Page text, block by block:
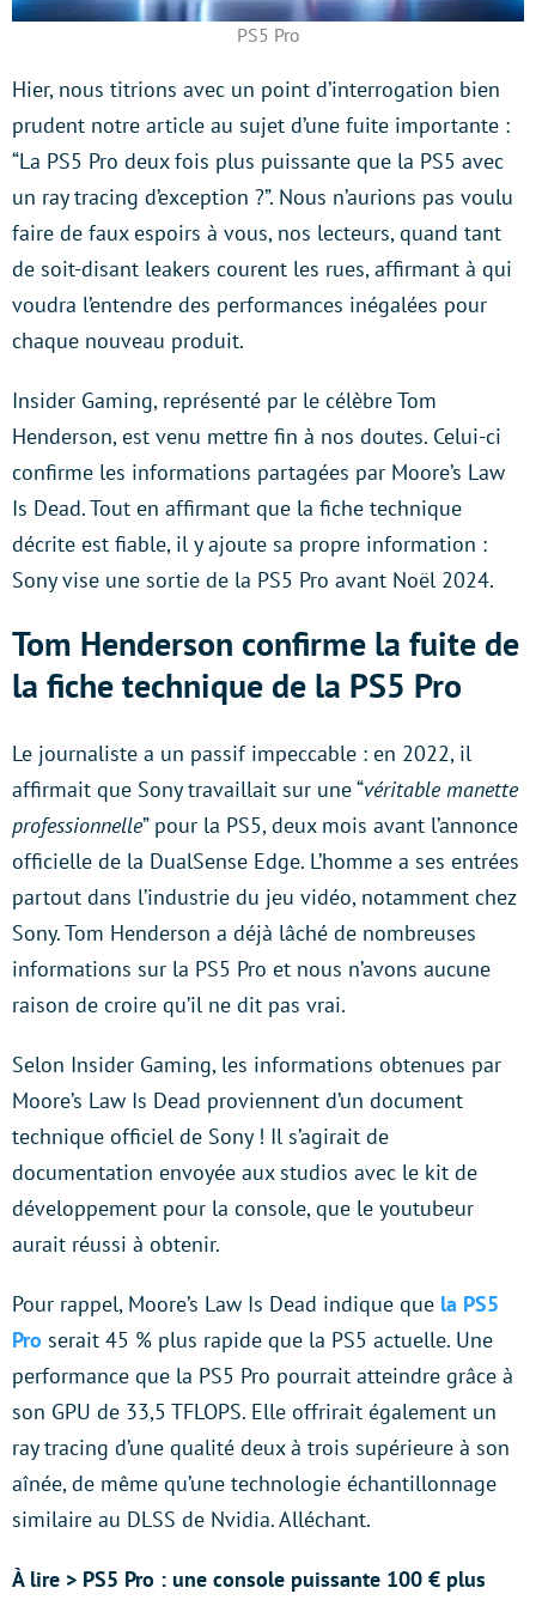
PS5 Pro
Hier, nous titrions avec un point d’interrogation bien
prudent notre article au sujet d’une fuite importante :
“La PS5 Pro deux fois plus puissante que la PS5 avec
un ray tracing d’exception ?”. Nous n’aurions pas voulu
faire de faux espoirs à vous, nos lecteurs, quand tant
de soit-disant leakers courent les rues, affirmant à qui
voudra l’entendre des performances inégalées pour
chaque nouveau produit.
Insider Gaming, représenté par le célèbre Tom
Henderson, est venu mettre fin à nos doutes. Celui-ci
confirme les informations partagées par Moore’s Law
Is Dead. Tout en affirmant que la fiche technique
décrite est fiable, il y ajoute sa propre information :
Sony vise une sortie de la PS5 Pro avant Noël 2024.
Tom Henderson confirme la fuite de
la fiche technique de la PS5 Pro
Le journaliste a un passif impeccable : en 2022, il
affirmait que Sony travaillait sur une “véritable manette
professionnelle” pour la PS5, deux mois avant l’annonce
officielle de la DualSense Edge. L’homme a ses entrées
partout dans l’industrie du jeu vidéo, notamment chez
Sony. Tom Henderson a déjà lâché de nombreuses
informations sur la PS5 Pro et nous n’avons aucune
raison de croire qu’il ne dit pas vrai.
Selon Insider Gaming, les informations obtenues par
Moore’s Law Is Dead proviennent d’un document
technique officiel de Sony ! Il s’agirait de
documentation envoyée aux studios avec le kit de
développement pour la console, que le youtubeur
aurait réussi à obtenir.
Pour rappel, Moore’s Law Is Dead indique que la PS5
Pro serait 45 % plus rapide que la PS5 actuelle. Une
performance que la PS5 Pro pourrait atteindre grâce à
son GPU de 33,5 TFLOPS. Elle offrirait également un
ray tracing d’une qualité deux à trois supérieure à son
aînée, de même qu’une technologie échantillonnage
similaire au DLSS de Nvidia. Alléchant.
À lire > PS5 Pro : une console puissante 100 € plus